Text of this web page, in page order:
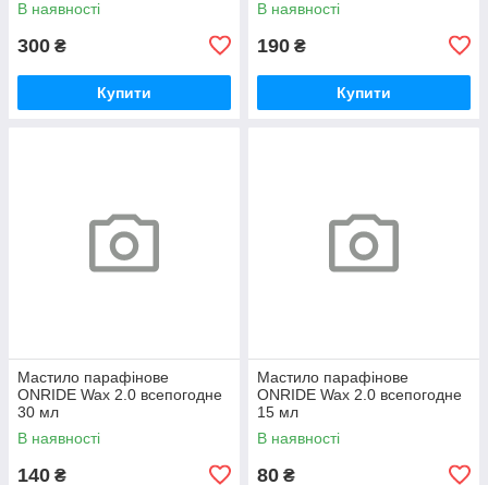
В наявності
300 ₴
Купити
В наявності
190 ₴
Купити
Мастило парафінове
ONRIDE Wax 2.0 всепогодне
30 мл
В наявності
140 ₴
Мастило парафінове
ONRIDE Wax 2.0 всепогодне
15 мл
В наявності
80 ₴